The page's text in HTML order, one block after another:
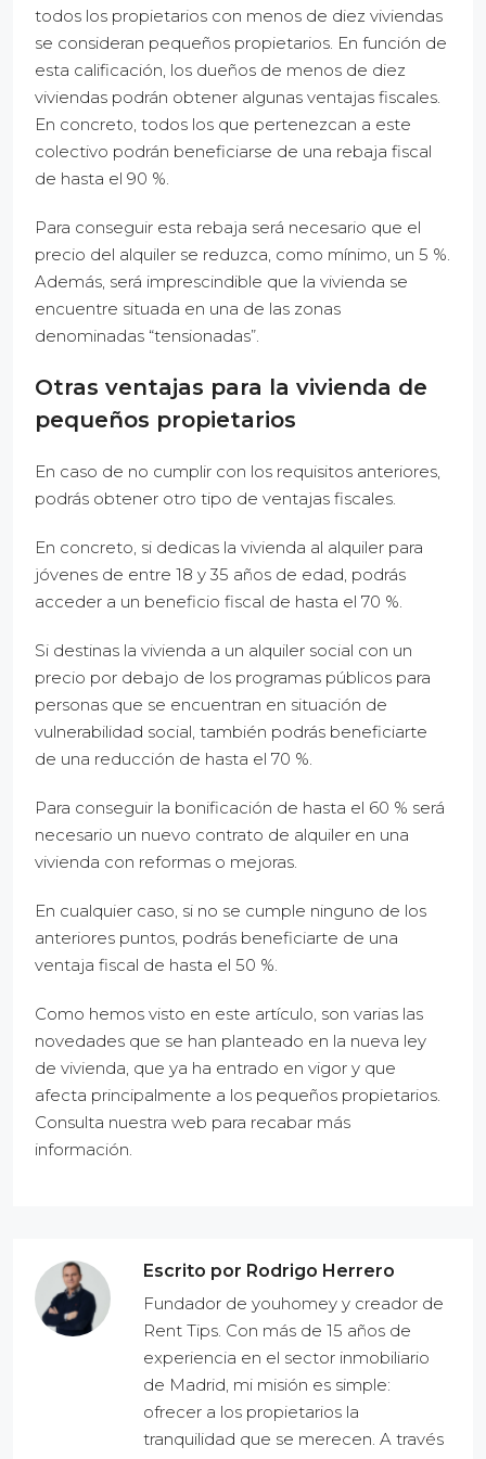
todos los propietarios con menos de diez viviendas
se consideran pequeños propietarios. En función de
esta calificación, los dueños de menos de diez
viviendas podrán obtener algunas ventajas fiscales.
En concreto, todos los que pertenezcan a este
colectivo podrán beneficiarse de una rebaja fiscal
de hasta el 90 %.
Para conseguir esta rebaja será necesario que el
precio del alquiler se reduzca, como mínimo, un 5 %.
Además, será imprescindible que la vivienda se
encuentre situada en una de las zonas
denominadas “tensionadas”.
Otras ventajas para la vivienda de
pequeños propietarios
En caso de no cumplir con los requisitos anteriores,
podrás obtener otro tipo de ventajas fiscales.
En concreto, si dedicas la vivienda al alquiler para
jóvenes de entre 18 y 35 años de edad, podrás
acceder a un beneficio fiscal de hasta el 70 %.
Si destinas la vivienda a un alquiler social con un
precio por debajo de los programas públicos para
personas que se encuentran en situación de
vulnerabilidad social, también podrás beneficiarte
de una reducción de hasta el 70 %.
Para conseguir la bonificación de hasta el 60 % será
necesario un nuevo contrato de alquiler en una
vivienda con reformas o mejoras.
En cualquier caso, si no se cumple ninguno de los
anteriores puntos, podrás beneficiarte de una
ventaja fiscal de hasta el 50 %.
Como hemos visto en este artículo, son varias las
novedades que se han planteado en la nueva ley
de vivienda, que ya ha entrado en vigor y que
afecta principalmente a los pequeños propietarios.
Consulta nuestra web para recabar más
información.
Escrito por Rodrigo Herrero
Fundador de youhomey y creador de
Rent Tips. Con más de 15 años de
experiencia en el sector inmobiliario
de Madrid, mi misión es simple:
ofrecer a los propietarios la
tranquilidad que se merecen. A través